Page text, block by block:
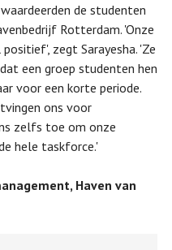
de studenten
Rotterdam. 'Onze
zegt Sarayesha. 'Ze
een groep studenten hen
voor een korte periode.
ons voor
zelfs toe om onze
hele taskforce.'
Haven van